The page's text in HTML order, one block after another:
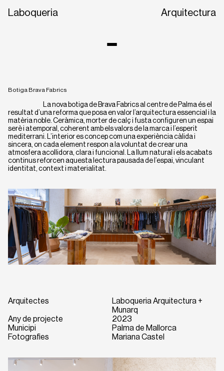
Laboqueria Arquitectura
CAENES
Botiga Brava Fabrics
La nova botiga de Brava Fabrics al centre de Palma és el
resultat d’una reforma que posa en valor l’arquitectura essencial i la
matèria noble. Ceràmica, morter de calç i fusta configuren un espai
serè i atemporal, coherent amb els valors de la marca i l’esperit
mediterrani. L’interior es concep com una experiència càlida i
sincera, on cada element respon a la voluntat de crear una
atmosfera acollidora, clara i funcional. La llum natural i els acabats
continus reforcen aquesta lectura pausada de l’espai, vinculant
identitat, context i materialitat.
Arquitectes
Laboqueria Arquitectura +
Munarq
Any de projecte
2023
Municipi
Palma de Mallorca
Fotografies
Mariana Castel